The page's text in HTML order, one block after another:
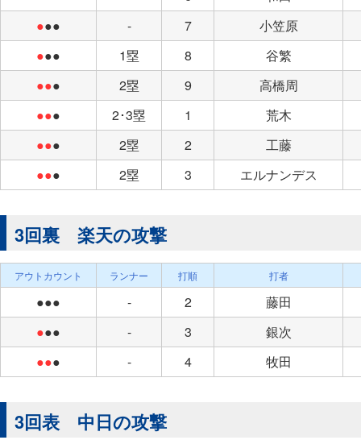
●●● - 7
小笠原
●●● 1塁 8
谷繁
●●● 2塁 9
高橋周
●●● 2･3塁 1
荒木
●●● 2塁 2
工藤
●●● 2塁 3 エルナンデス
3回裏 楽天の攻撃
アウトカウント ランナー 打順 打者
●●● - 2
藤田
●●● - 3
銀次
●●● - 4 牧田
3回表 中日の攻撃